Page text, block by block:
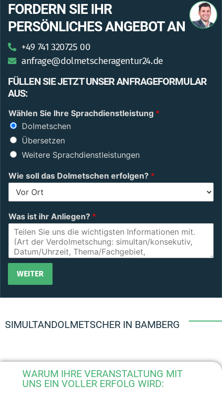
FORDERN SIE IHR
PERSÖNLICHES ANGEBOT AN
+49 741 320725 00
anfrage@dolmetscheragentur24.de
FÜLLEN SIE JETZT UNSER ANFRAGEFORMULAR
AUS:
Wählen Sie Ihre Sprachdienstleistung *
Dolmetschen
Übersetzen
Weitere Sprachdienstleistungen
Wie soll das Dolmetschen erfolgen? *
Was ist ihr Anliegen? *
c
h
m
WEITER
SIMULTANDOLMETSCHER IN BAMBERG
WARUM IHRE VERANSTALTUNG MIT
UNS EIN VOLLER ERFOLG WIRD: